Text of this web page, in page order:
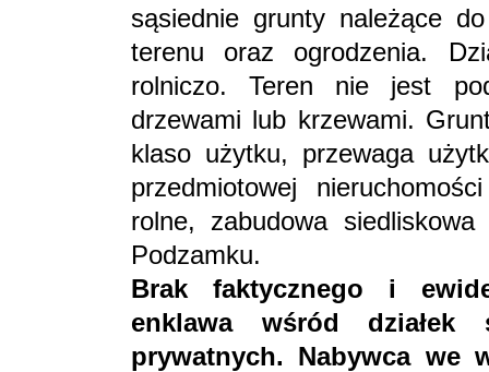
sąsiednie grunty należące
terenu oraz ogrodzenia.
rolniczo. Teren nie jest
drzewami lub krzewami.
klaso użytku, przewaga
przedmiotowej
rolne, zabudowa
Podzamku.
Brak faktycznego i
enklawa wśród działek
prywatnych. Nabywca we